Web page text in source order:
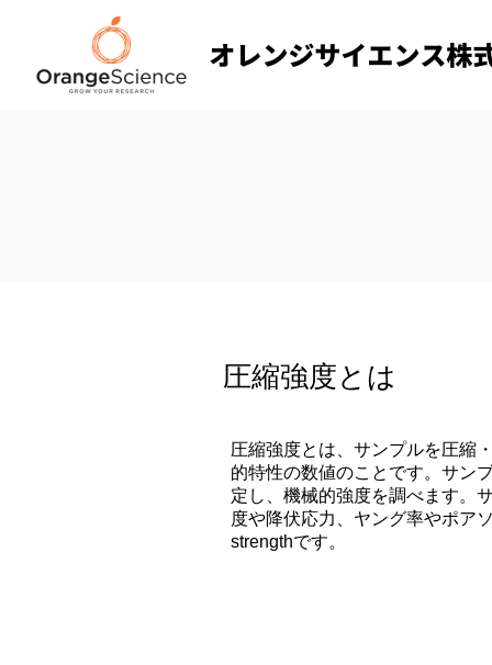
圧縮強度とは
圧縮強度とは、サンプルを圧縮
的特性の数値のことです。サン
定し、機械的強度を調べます。
度や降伏応力、ヤング率やポア
strengthです。